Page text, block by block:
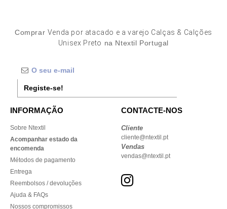
Comprar Venda por atacado e a varejo Calças & Calções
Unisex Preto na Ntextil Portugal
Registe-se!
INFORMAÇÃO
Sobre Ntextil
Acompanhar estado da
encomenda
Métodos de pagamento
Entrega
Reembolsos / devoluções
Ajuda & FAQs
Nossos compromissos
CONTACTE-NOS
Cliente
cliente@ntextil.pt
Vendas
vendas@ntextil.pt